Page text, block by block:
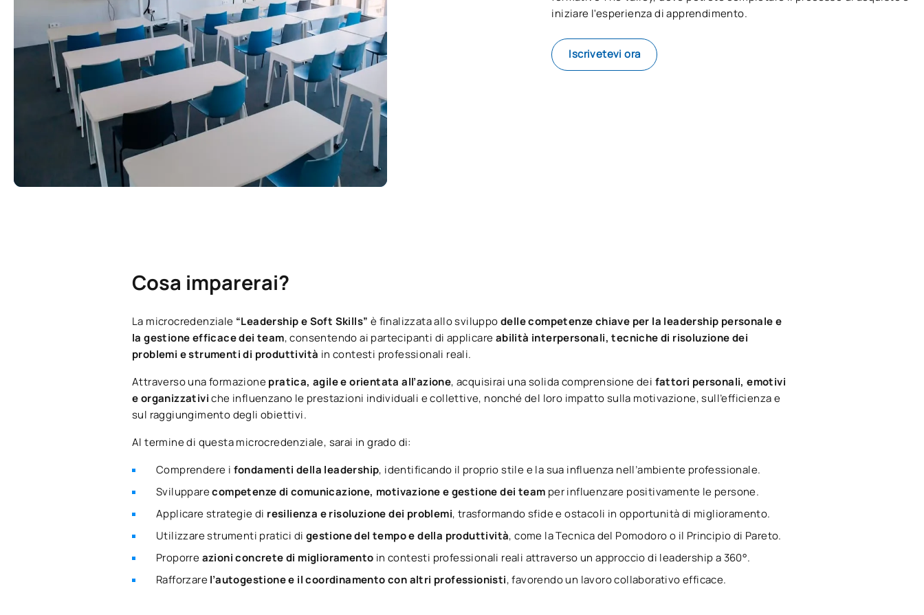
iniziare l'esperienza di apprendimento.
Iscrivetevi ora
Cosa imparerai?
La microcredenziale “Leadership e Soft Skills” è finalizzata allo sviluppodelle competenze chiave per la leadership personale e
la gestione efficace dei team, consentendo ai partecipanti di applicareabilità interpersonali, tecniche di risoluzione dei
problemi e strumenti di produttività in contesti professionali reali.
Attraverso una formazionepratica, agile e orientata all’azione, acquisirai una solida comprensione dei fattori personali, emotivi
e organizzativiche influenzano le prestazioni individuali e collettive, nonché del loro impatto sulla motivazione, sull’efficienza e
sul raggiungimento degli obiettivi.
Al termine di questa microcredenziale, sarai in grado di:
Comprendere i fondamenti della leadership, identificando il proprio stile e la sua influenza nell’ambiente professionale.
Svilupparecompetenze di comunicazione, motivazione e gestione dei team per influenzare positivamente le persone.
Applicare strategie di resilienza e risoluzione dei problemi, trasformando sfide e ostacoli in opportunità di miglioramento.
Utilizzare strumenti pratici di gestione del tempo e della produttività, come la Tecnica del Pomodoro o il Principio di Pareto.
Proporreazioni concrete di miglioramento in contesti professionali reali attraverso un approccio di leadership a 360°.
Rafforzarel’autogestione e il coordinamento con altri professionisti, favorendo un lavoro collaborativo efficace.